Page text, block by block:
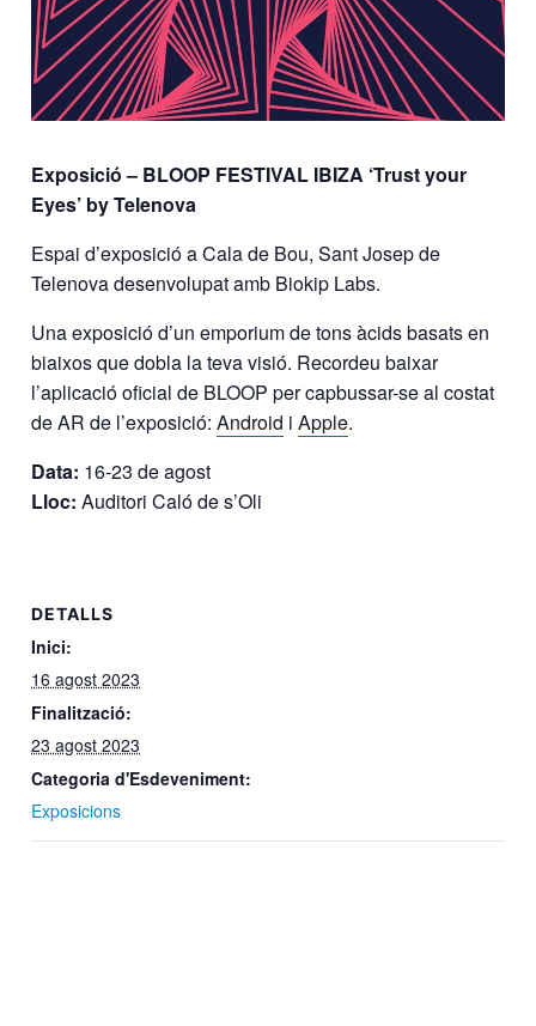
Exposició – BLOOP FESTIVAL IBIZA ‘Trust your
Eyes’ by Telenova
Espai d’exposició a Cala de Bou, Sant Josep de
Telenova desenvolupat amb Biokip Labs.
Una exposició d’un emporium de tons àcids basats en
biaixos que dobla la teva visió. Recordeu baixar
l’aplicació oficial de BLOOP per capbussar-se al costat
de AR de l’exposició:Android iApple.
Data: 16-23 de agost
Lloc: Auditori Caló de s’Oli
DETALLS
Inici:
16 agost 2023
Finalització:
23 agost 2023
Categoria d'Esdeveniment:
Exposicions